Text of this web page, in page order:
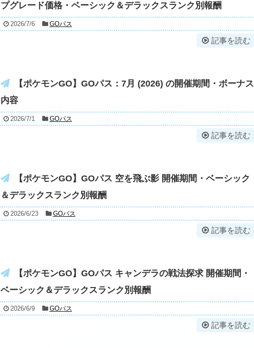
プグレード価格・ベーシック＆デラックスランク別報酬
2026/7/6 GOパス
記事を読む
【ポケモンGO】GOパス：7月 (2026) の開催期間・ボーナス
内容
2026/7/1 GOパス
記事を読む
【ポケモンGO】GOパス 空を飛ぶ影 開催期間・ベーシック
＆デラックスランク別報酬
2026/6/23 GOパス
記事を読む
【ポケモンGO】GOパス キャンデラの戦法探求 開催期間・
ベーシック＆デラックスランク別報酬
2026/6/9 GOパス
記事を読む